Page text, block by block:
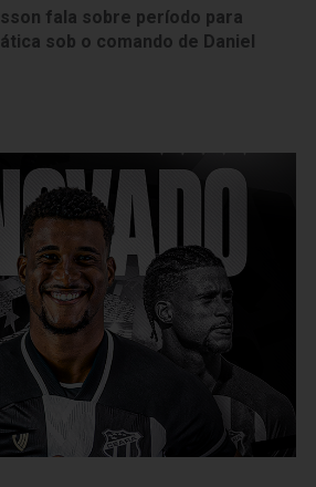
fala sobre período para
sob o comando de Daniel